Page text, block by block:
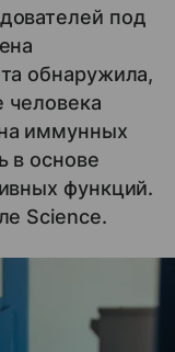
под
обнаружила,
человека
иммунных
в основе
функций.
Science.